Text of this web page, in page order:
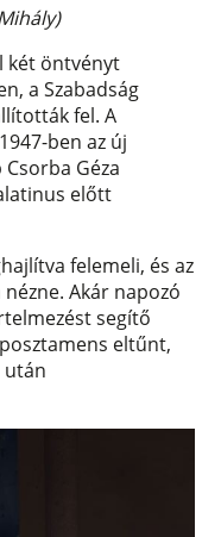
két öntvényt
a Szabadság
fel. A
ben az új
Géza
előtt
felemeli, és az
Akár napozó
segítő
eltűnt,
után